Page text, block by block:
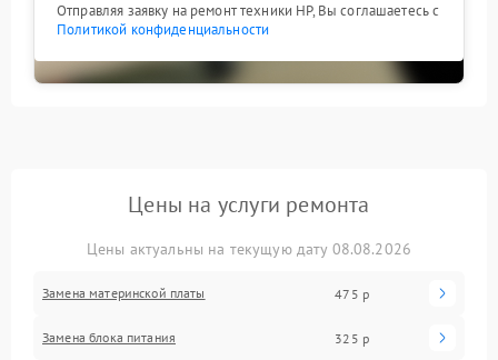
Отправляя заявку на ремонт техники HP, Вы соглашаетесь с
Политикой конфиденциальности
Цены на услуги ремонта
Цены актуальны на текущую дату 08.08.2026
Замена материнской платы 475 р
Замена блока питания 325 р